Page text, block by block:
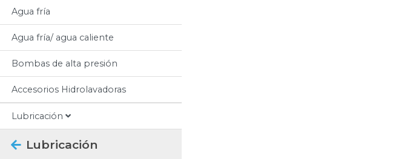
Agua fría
Agua fría/ agua caliente
Bombas de alta presión
Accesorios Hidrolavadoras
Lubricación
Lubricación